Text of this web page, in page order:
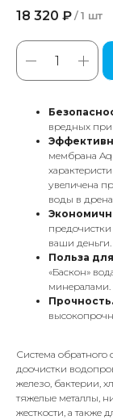
18 320 ₽ / 1 шт
вредных
мембрана
увеличена
воды в
ваши деньги.
Польза
«Баскон»
минералами.
Прочность.
Система
доочистки
железо, бактерии,
тяжелые металлы,
жесткости, а также